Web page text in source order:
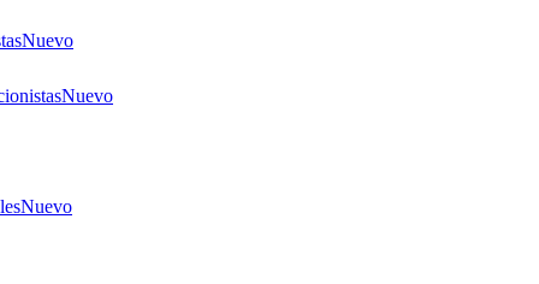
Nuevo
Nuevo
Nuevo